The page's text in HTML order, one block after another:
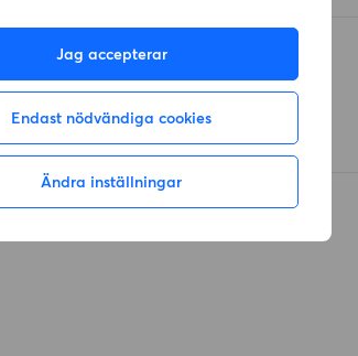
Jag accepterar
Endast nödvändiga cookies
Ändra inställningar
ICA Nära Haga
(470 meter)